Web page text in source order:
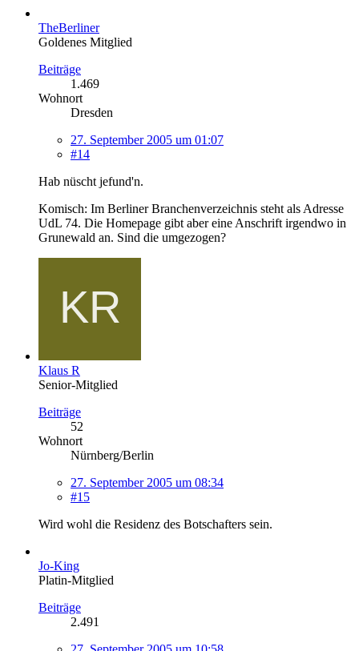
TheBerliner
Goldenes Mitglied
Beiträge
1.469
Wohnort
Dresden
27. September 2005 um 01:07
#14
Hab nüscht jefund'n.
Komisch: Im Berliner Branchenverzeichnis steht als Adresse
UdL 74. Die Homepage gibt aber eine Anschrift irgendwo in
Grunewald an. Sind die umgezogen?
Klaus R
Senior-Mitglied
Beiträge
52
Wohnort
Nürnberg/Berlin
27. September 2005 um 08:34
#15
Wird wohl die Residenz des Botschafters sein.
Jo-King
Platin-Mitglied
Beiträge
2.491